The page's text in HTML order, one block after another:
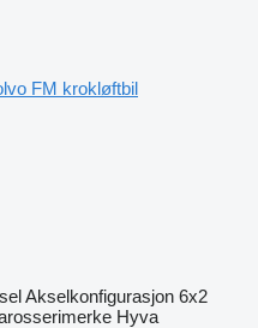
FM krokløftbil
Akselkonfigurasjon 6x2
Hyva